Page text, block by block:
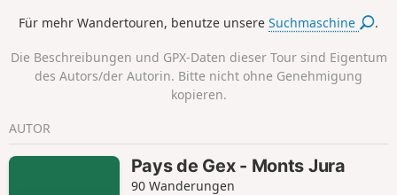
Für mehr Wandertouren, benutze unsereSuchmaschine .
Die Beschreibungen und GPX-Daten dieser Tour sind Eigentum
des Autors/der Autorin. Bitte nicht ohne Genehmigung
kopieren.
AUTOR
Pays de Gex - Monts Jura
90 Wanderungen